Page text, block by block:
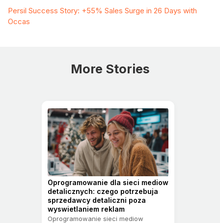
Persil Success Story: +55% Sales Surge in 26 Days with
Occas
More Stories
Oprogramowanie dla sieci mediow
detalicznych: czego potrzebuja
sprzedawcy detaliczni poza
wyswietlaniem reklam
Oprogramowanie sieci mediow